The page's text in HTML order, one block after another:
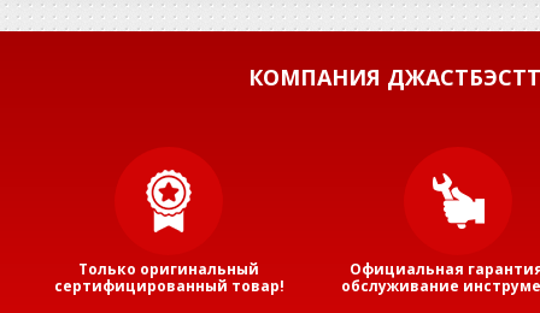
КОМПАНИЯ
Только оригинальный
сертифицированный товар!
Официальная
обслуживание